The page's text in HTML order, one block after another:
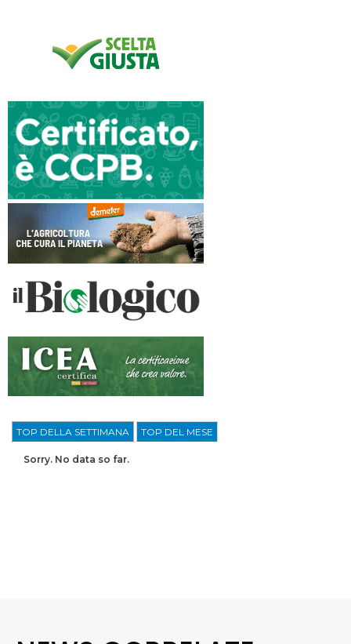
TOP DELLA SETTIMANA TOP DEL MESE
Sorry. No data so far.